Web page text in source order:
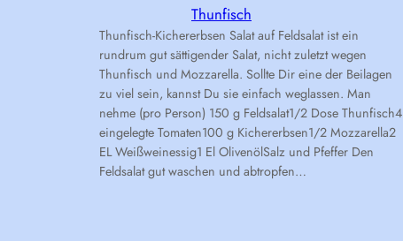
Thunfisch
Thunfisch-Kichererbsen Salat auf Feldsalat ist ein
rundrum gut sättigender Salat, nicht zuletzt wegen
Thunfisch und Mozzarella. Sollte Dir eine der Beilagen
zu viel sein, kannst Du sie einfach weglassen. Man
nehme (pro Person) 150 g Feldsalat1/2 Dose Thunfisch4
eingelegte Tomaten100 g Kichererbsen1/2 Mozzarella2
EL Weißweinessig1 El OlivenölSalz und Pfeffer Den
Feldsalat gut waschen und abtropfen…